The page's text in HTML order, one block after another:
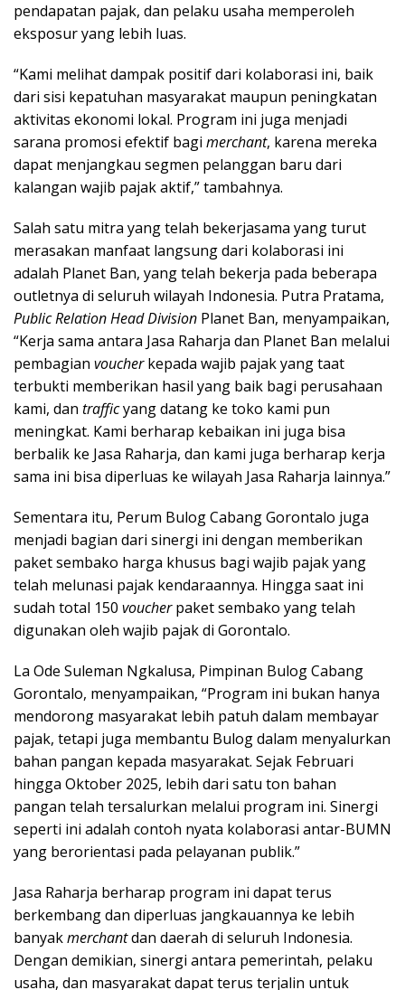
pendapatan pajak, dan pelaku usaha memperoleh
eksposur yang lebih luas.
“Kami melihat dampak positif dari kolaborasi ini, baik
dari sisi kepatuhan masyarakat maupun peningkatan
aktivitas ekonomi lokal. Program ini juga menjadi
sarana promosi efektif bagi merchant, karena mereka
dapat menjangkau segmen pelanggan baru dari
kalangan wajib pajak aktif,” tambahnya.
Salah satu mitra yang telah bekerjasama yang turut
merasakan manfaat langsung dari kolaborasi ini
adalah Planet Ban, yang telah bekerja pada beberapa
outletnya di seluruh wilayah Indonesia. Putra Pratama,
Public Relation Head Division Planet Ban, menyampaikan,
“Kerja sama antara Jasa Raharja dan Planet Ban melalui
pembagian voucherkepada wajib pajak yang taat
terbukti memberikan hasil yang baik bagi perusahaan
kami, dan trafficyang datang ke toko kami pun
meningkat. Kami berharap kebaikan ini juga bisa
berbalik ke Jasa Raharja, dan kami juga berharap kerja
sama ini bisa diperluas ke wilayah Jasa Raharja lainnya.”
Sementara itu, Perum Bulog Cabang Gorontalo juga
menjadi bagian dari sinergi ini dengan memberikan
paket sembako harga khusus bagi wajib pajak yang
telah melunasi pajak kendaraannya. Hingga saat ini
sudah total 150 voucherpaket sembako yang telah
digunakan oleh wajib pajak di Gorontalo.
La Ode Suleman Ngkalusa, Pimpinan Bulog Cabang
Gorontalo, menyampaikan, “Program ini bukan hanya
mendorong masyarakat lebih patuh dalam membayar
pajak, tetapi juga membantu Bulog dalam menyalurkan
bahan pangan kepada masyarakat. Sejak Februari
hingga Oktober 2025, lebih dari satu ton bahan
pangan telah tersalurkan melalui program ini. Sinergi
seperti ini adalah contoh nyata kolaborasi antar-BUMN
yang berorientasi pada pelayanan publik.”
Jasa Raharja berharap program ini dapat terus
berkembang dan diperluas jangkauannya ke lebih
banyakmerchantdan daerah di seluruh Indonesia.
Dengan demikian, sinergi antara pemerintah, pelaku
usaha, dan masyarakat dapat terus terjalin untuk